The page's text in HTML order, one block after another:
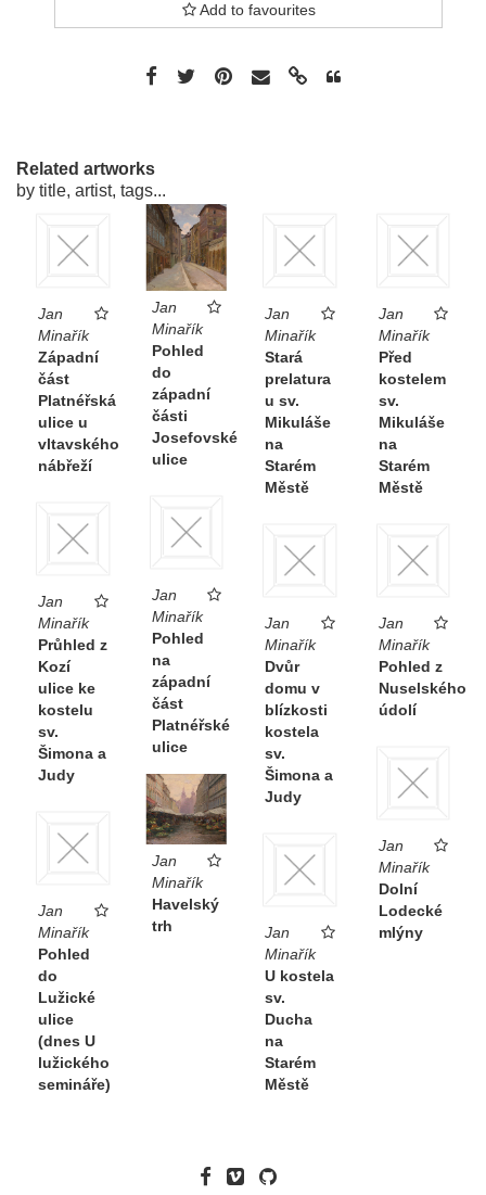
Add to favourites
Related artworks
by title, artist, tags...
Jan
Minařík
Západní
část
Platnéřská
ulice u
vltavského
nábřeží
Jan
Minařík
Pohled
do
západní
části
Josefovské
ulice
Jan
Minařík
Stará
prelatura
u sv.
Mikuláše
na
Starém
Městě
Jan
Minařík
Před
kostelem
sv.
Mikuláše
na
Starém
Městě
Jan
Minařík
Pohled
na
západní
část
Platnéřské
ulice
Jan
Minařík
Průhled z
Kozí
ulice ke
kostelu
sv.
Šimona a
Judy
Jan
Minařík
Dvůr
domu v
blízkosti
kostela
sv.
Šimona a
Judy
Jan
Minařík
Pohled z
Nuselského
údolí
Jan
Minařík
Dolní
Lodecké
mlýny
Jan
Minařík
Havelský
trh
Jan
Minařík
Pohled
do
Lužické
ulice
(dnes U
lužického
semináře)
Jan
Minařík
U kostela
sv.
Ducha
na
Starém
Městě